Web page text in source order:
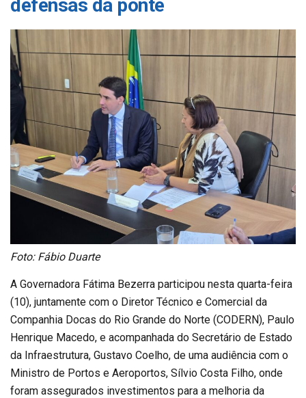
defensas da ponte
Foto: Fábio Duarte
A Governadora Fátima Bezerra participou nesta quarta-feira
(10), juntamente com o Diretor Técnico e Comercial da
Companhia Docas do Rio Grande do Norte (CODERN), Paulo
Henrique Macedo, e acompanhada do Secretário de Estado
da Infraestrutura, Gustavo Coelho, de uma audiência com o
Ministro de Portos e Aeroportos, Sílvio Costa Filho, onde
foram assegurados investimentos para a melhoria da